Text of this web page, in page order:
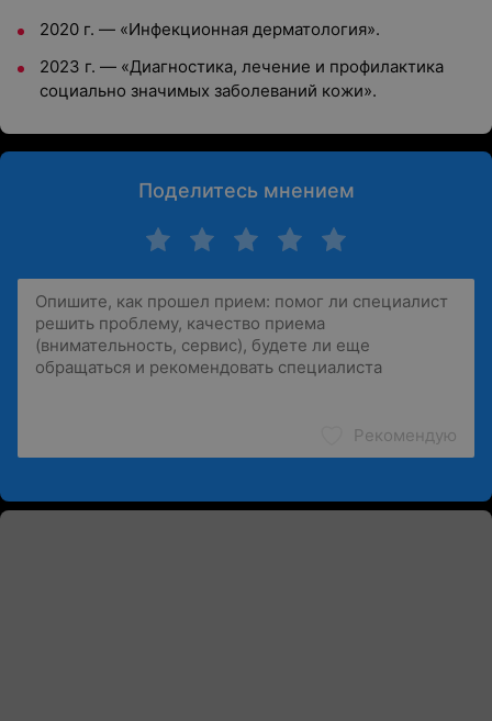
2020 г. — «Инфекционная дерматология».
2023 г. — «Диагностика, лечение и профилактика
социально значимых заболеваний кожи».
Поделитесь мнением
Рекомендую